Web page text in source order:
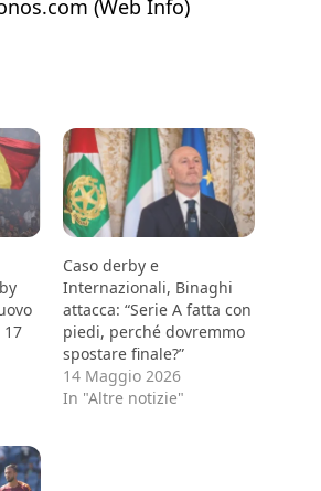
(Web Info)
Caso derby e
Internazionali, Binaghi
attacca: “Serie A fatta con
piedi, perché dovremmo
spostare finale?”
14 Maggio 2026
In "Altre notizie"